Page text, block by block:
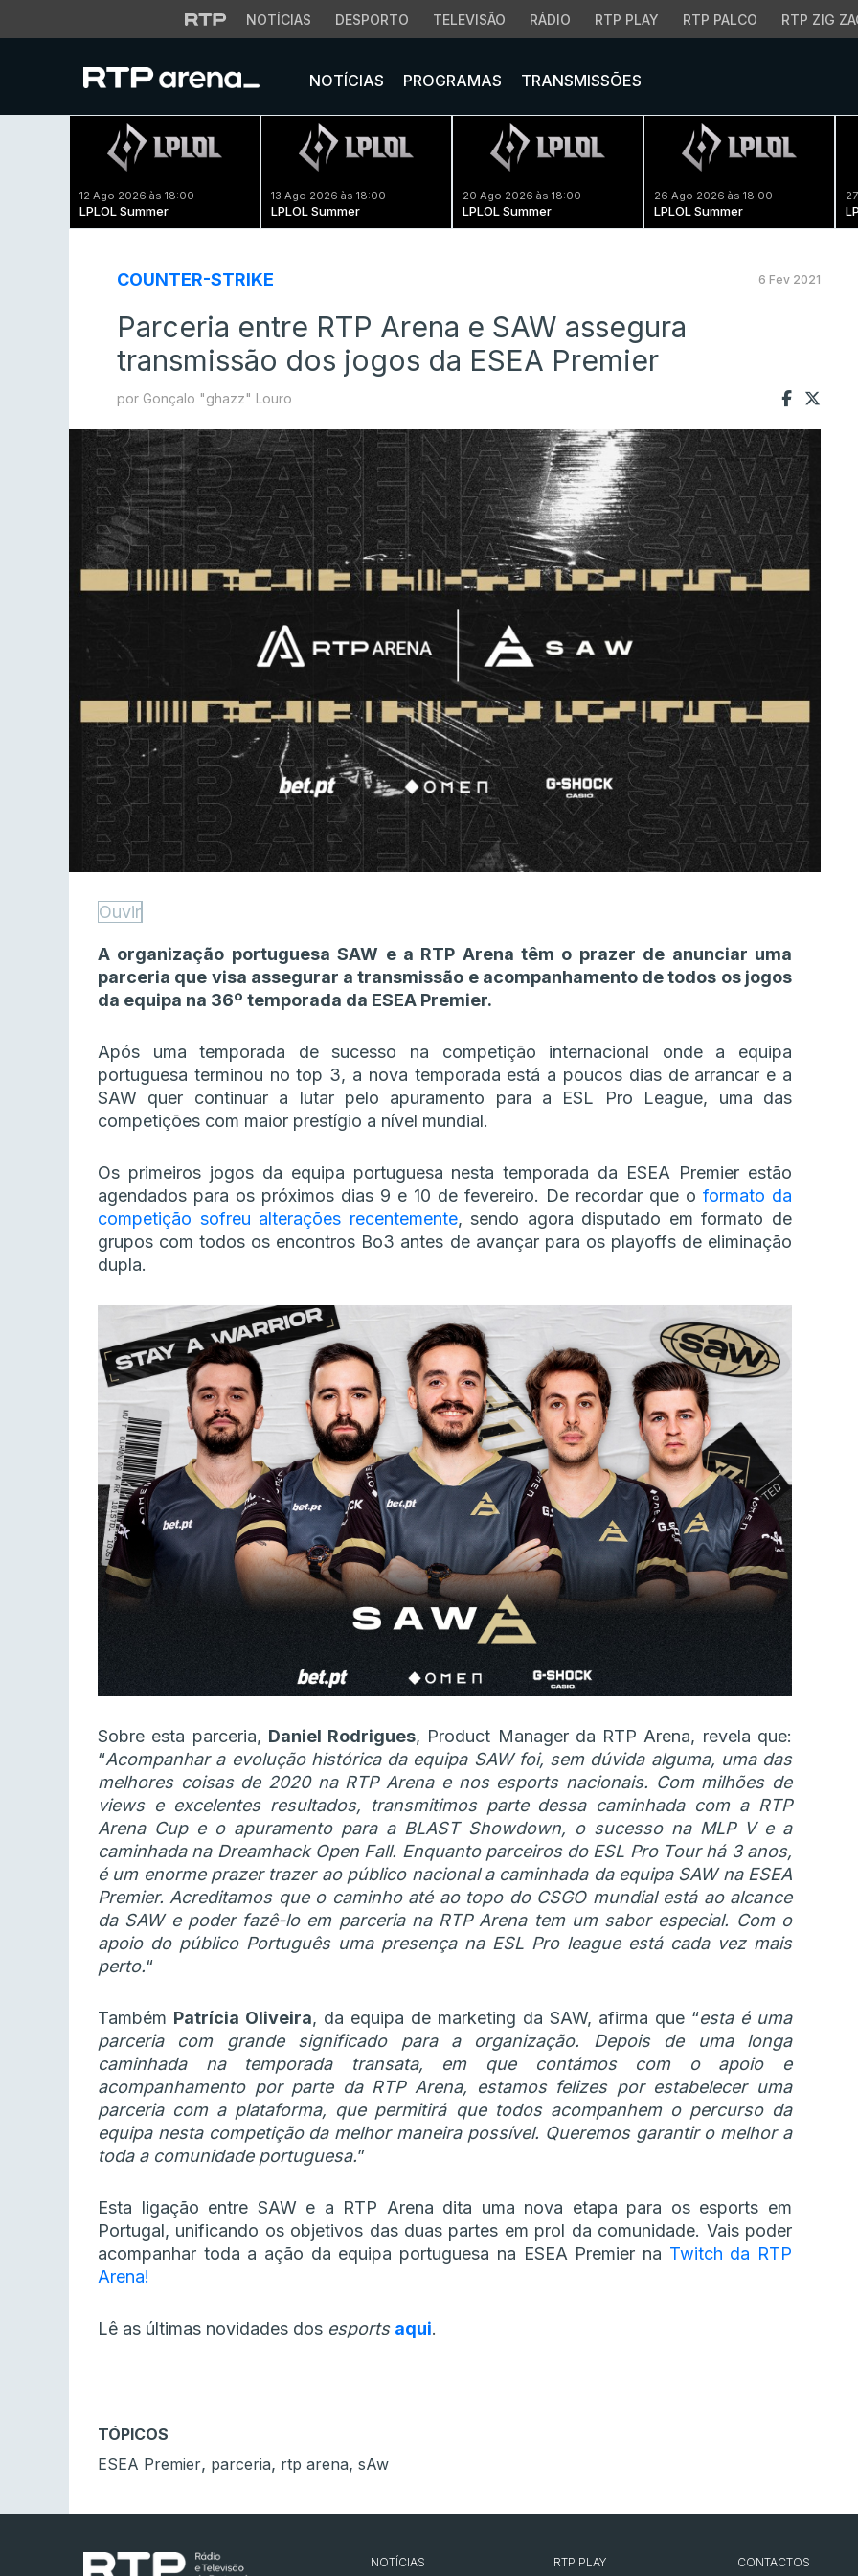
NOTÍCIAS DESPORTO TELEVISÃO RÁDIO RTP PLAY RTP PALCO RTP ZIG
NOTÍCIAS PROGRAMAS TRANSMISSÕES
12 Ago 2026 às 18:00
LPLOL Summer
13 Ago 2026 às 18:00
LPLOL Summer
20 Ago 2026 às 18:00
LPLOL Summer
26 Ago 2026 às 18:00
LPLOL Summer
COUNTER-STRIKE 6 Fev 2021
Parceria entre RTP Arena e SAW assegura
transmissão dos jogos da ESEA Premier
por Gonçalo "ghazz" Louro
Ouvir
A organização portuguesa SAW e a RTP Arena têm o prazer de anunciar uma
parceria que visa assegurar a transmissão e acompanhamento de todos os jogos
da equipa na 36º temporada da ESEA Premier.
Após uma temporada de sucesso na competição internacional onde a equipa
portuguesa terminou no top 3, a nova temporada está a poucos dias de arrancar e a
SAW quer continuar a lutar pelo apuramento para a ESL Pro League, uma das
competições com maior prestígio a nível mundial.
Os primeiros jogos da equipa portuguesa nesta temporada da ESEA Premier estão
agendados para os próximos dias 9 e 10 de fevereiro. De recordar que o formato da
competição sofreu alterações recentemente, sendo agora disputado em formato de
grupos com todos os encontros Bo3 antes de avançar para os playoffs de eliminação
dupla.
Sobre esta parceria, Daniel Rodrigues, Product Manager da RTP Arena, revela que:
“Acompanhar a evolução histórica da equipa SAW foi, sem dúvida alguma, uma das
melhores coisas de 2020 na RTP Arena e nos esports nacionais. Com milhões de
views e excelentes resultados, transmitimos parte dessa caminhada com a RTP
Arena Cup e o apuramento para a BLAST Showdown, o sucesso na MLP V e a
caminhada na Dreamhack Open Fall. Enquanto parceiros do ESL Pro Tour há 3 anos,
é um enorme prazer trazer ao público nacional a caminhada da equipa SAW na ESEA
Premier. Acreditamos que o caminho até ao topo do CSGO mundial está ao alcance
da SAW e poder fazê-lo em parceria na RTP Arena tem um sabor especial. Com o
apoio do público Português uma presença na ESL Pro league está cada vez mais
perto.“
Também Patrícia Oliveira, da equipa de marketing da SAW, afirma que “esta é uma
parceria com grande significado para a organização. Depois de uma longa
caminhada na temporada transata, em que contámos com o apoio e
acompanhamento por parte da RTP Arena, estamos felizes por estabelecer uma
parceria com a plataforma, que permitirá que todos acompanhem o percurso da
equipa nesta competição da melhor maneira possível. Queremos garantir o melhor a
toda a comunidade portuguesa.”
Esta ligação entre SAW e a RTP Arena dita uma nova etapa para os esports em
Portugal, unificando os objetivos das duas partes em prol da comunidade. Vais poder
acompanhar toda a ação da equipa portuguesa na ESEA Premier na Twitch da RTP
Arena!
Lê as últimas novidades dos esports aqui.
TÓPICOS
ESEA Premier, parceria, rtp arena, sAw
NOTÍCIAS RTP PLAY CONTACTOS